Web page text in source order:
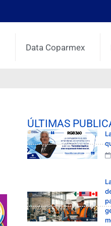
Data Coparmex
ÚLTIMAS